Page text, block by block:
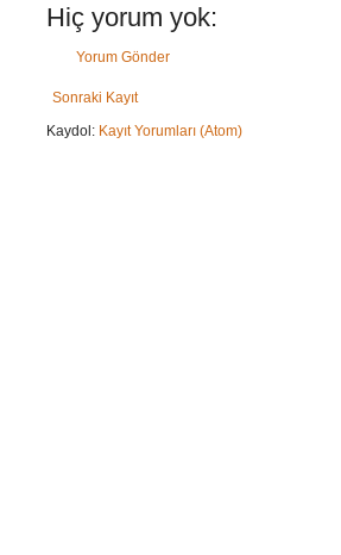
Hiç yorum yok:
Yorum Gönder
Sonraki Kayıt
Kaydol: Kayıt Yorumları (Atom)